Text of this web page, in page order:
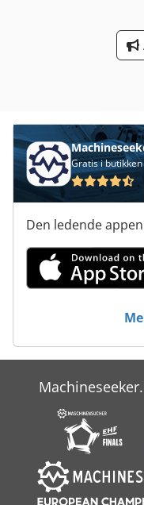
Gratis i butikken
Den ledende